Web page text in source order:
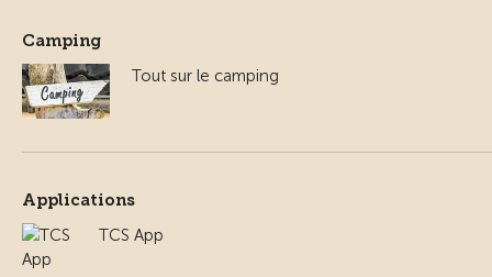
Camping
Tout sur le camping
Applications
TCS App